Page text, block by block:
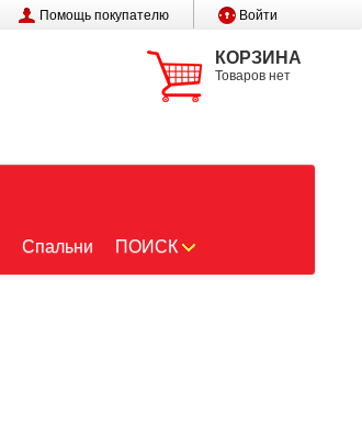
Помощь покупателю Войти
КОРЗИНА
Товаров нет
Спальни ПОИСК